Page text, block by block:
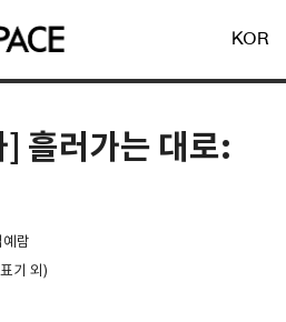
KOR
흘러가는 대로:
람
기 외)